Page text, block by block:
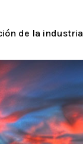
de la industria